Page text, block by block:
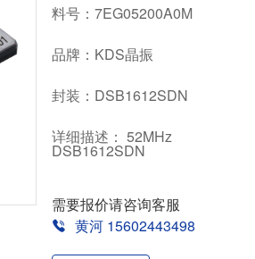
料号：7EG05200A0M
品牌：KDS晶振
封装：DSB1612SDN
详细描述： 52MHz
DSB1612SDN
需要报价请咨询客服
黄河 15602443498